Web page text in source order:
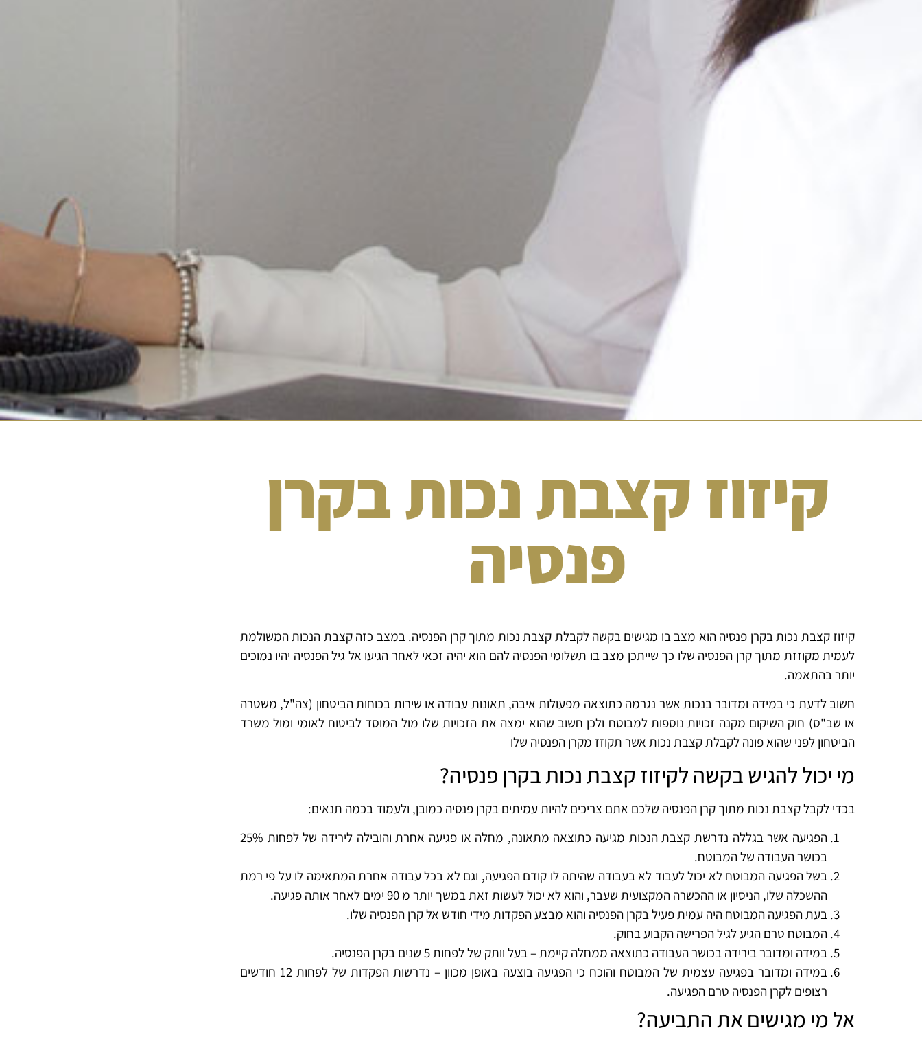
קיזוז קצבת נכות בקרן
פנסיה
קיזוז קצבת נכות בקרן פנסיה הוא מצב בו מגישים בקשה לקבלת קצבת נכות מתוך קרן הפנסיה. במצב כזה קצבת הנכות המשולמת
לעמית מקוזזת מתוך קרן הפנסיה שלו כך שייתכן מצב בו תשלומי הפנסיה להם הוא יהיה זכאי לאחר הגיעו אל גיל הפנסיה יהיו נמוכים
יותר בהתאמה.
חשוב לדעת כי במידה ומדובר בנכות אשר נגרמה כתוצאה מפעולות איבה, תאונות עבודה או שירות בכוחות הביטחון (צה"ל, משטרה
או שב"ס) חוק השיקום מקנה זכויות נוספות למבוטח ולכן חשוב שהוא ימצה את הזכויות שלו מול המוסד לביטוח לאומי ומול משרד
הביטחון לפני שהוא פונה לקבלת קצבת נכות אשר תקוזז מקרן הפנסיה שלו
מי יכול להגיש בקשה לקיזוז קצבת נכות בקרן פנסיה?
בכדי לקבל קצבת נכות מתוך קרן הפנסיה שלכם אתם צריכים להיות עמיתים בקרן פנסיה כמובן, ולעמוד בכמה תנאים:
הפגיעה אשר בגללה נדרשת קצבת הנכות מגיעה כתוצאה מתאונה, מחלה או פגיעה אחרת והובילה לירידה של לפחות 25%
בכושר העבודה של המבוטח.
בשל הפגיעה המבוטח לא יכול לעבוד לא בעבודה שהיתה לו קודם הפגיעה, וגם לא בכל עבודה אחרת המתאימה לו על פי רמת
ההשכלה שלו, הניסיון או ההכשרה המקצועית שעבר, והוא לא יכול לעשות זאת במשך יותר מ 90 ימים לאחר אותה פגיעה.
בעת הפגיעה המבוטח היה עמית פעיל בקרן הפנסיה והוא מבצע הפקדות מידי חודש אל קרן הפנסיה שלו.
המבוטח טרם הגיע לגיל הפרישה הקבוע בחוק.
במידה ומדובר בירידה בכושר העבודה כתוצאה ממחלה קיימת – בעל וותק של לפחות 5 שנים בקרן הפנסיה.
במידה ומדובר בפגיעה עצמית של המבוטח והוכח כי הפגיעה בוצעה באופן מכוון – נדרשות הפקדות של לפחות 12 חודשים
רצופים לקרן הפנסיה טרם הפגיעה.
אל מי מגישים את התביעה?